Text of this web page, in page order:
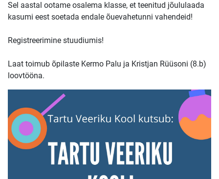
Sel aastal ootame osalema klasse, et teenitud jõululaada
kasumi eest soetada endale õuevahetunni vahendeid!
Registreerimine stuudiumis!
Laat toimub õpilaste Kermo Palu ja Kristjan Rüüsoni (8.b)
loovtööna.